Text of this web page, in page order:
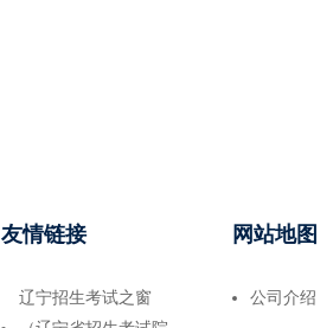
友情链接
辽宁招生考试之窗
网站地图
公司介绍